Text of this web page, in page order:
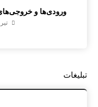
ورودی‌ها و
تیر ۳۱, ۱۴۰۵
تبلیغات